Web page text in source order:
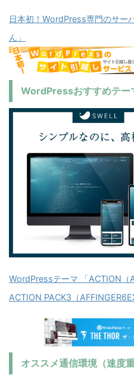
日本初！WordPress専門のサー
ん」
WordPressおすすめテー
WordPressテーマ 「ACTION（
ACTION PACK3（
オススメ通信環境（速度重